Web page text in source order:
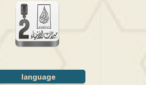
language